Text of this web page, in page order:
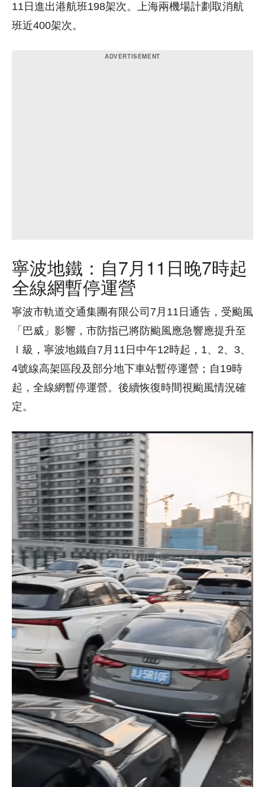
11日進出港航班198架次。上海兩機場計劃取消航
班近400架次。
寧波地鐵：自7月11日晚7時起
全線網暫停運營
寧波市軌道交通集團有限公司7月11日通告，受颱風
「巴威」影響，市防指已將防颱風應急響應提升至
Ⅰ級，寧波地鐵自7月11日中午12時起，1、2、3、
4號線高架區段及部分地下車站暫停運營；自19時
起，全線網暫停運營。後續恢復時間視颱風情況確
定。